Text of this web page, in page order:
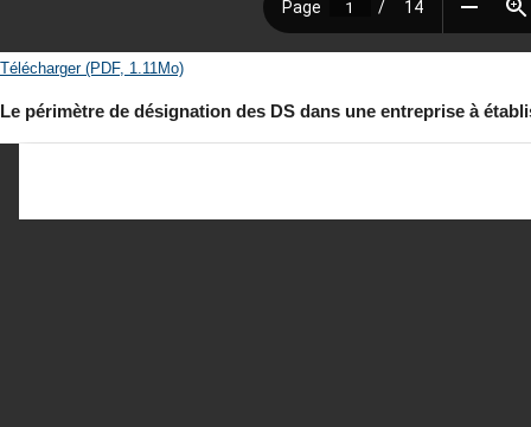
Télécharger (PDF, 1.11Mo)
Le périmètre de désignation des DS dans une entreprise à